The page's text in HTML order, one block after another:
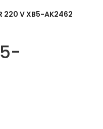
220 V XB5-AK2462